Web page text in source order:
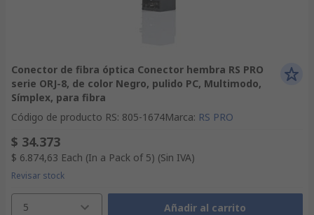
Conector de fibra óptica Conector hembra RS PRO
serie ORJ-8, de color Negro, pulido PC, Multimodo,
Símplex, para fibra
Código de producto RS: 805-1674Marca: RS PRO
$ 34.373
$ 6.874,63 Each (In a Pack of 5) (Sin IVA)
Revisar stock
5 Añadir al carrito